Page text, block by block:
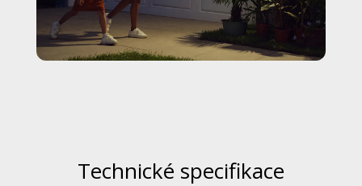
Technické specifikace